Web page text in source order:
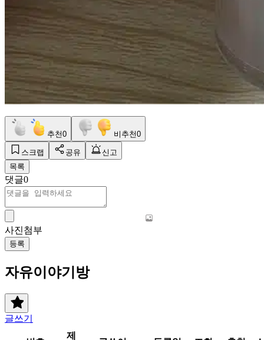
추천0 비추천0
스크랩 공유
신고
목록
댓글0
사진첨부
등록
자유이야기방
글쓰기
제